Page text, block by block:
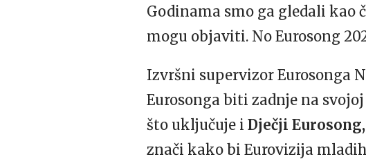
Godinama smo ga gledali kao
mogu objaviti. No Eurosong
Izvršni supervizor Eurosonga
Eurosonga biti zadnje na
što uključuje i Dječji
znači kako bi Eurovizija